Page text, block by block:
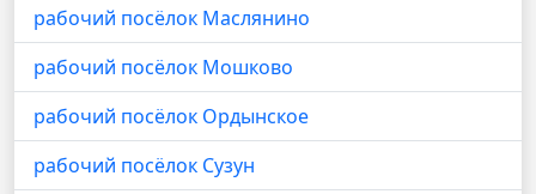
рабочий посёлок Маслянино
рабочий посёлок Мошково
рабочий посёлок Ордынское
рабочий посёлок Сузун